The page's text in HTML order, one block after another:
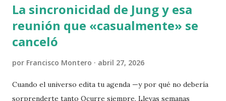
La sincronicidad de Jung y esa
reunión que «casualmente» se
canceló
por Francisco Montero abril 27, 2026
Cuando el universo edita tu agenda —y por qué no debería
sorprenderte tanto Ocurre siempre. Llevas semanas